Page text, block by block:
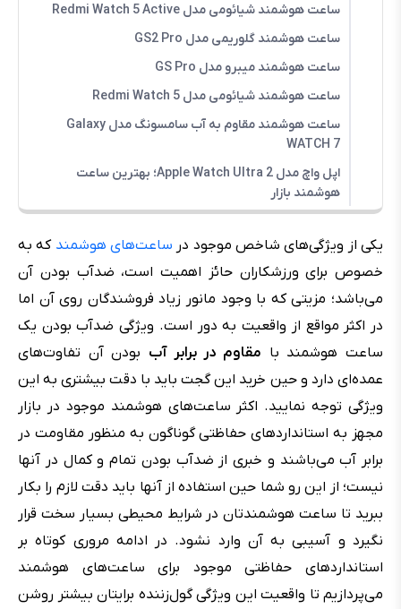
ساعت هوشمند شیائومی مدل Redmi Watch 5 Active
ساعت هوشمند گلوریمی مدل GS2 Pro
ساعت هوشمند میبرو مدل GS Pro
ساعت هوشمند شیائومی مدل Redmi Watch 5
ساعت هوشمند مقاوم به آب سامسونگ مدل Galaxy
WATCH 7
اپل واچ مدل Apple Watch Ultra 2؛ بهترین ساعت
هوشمند بازار
یکی از ویژگی‌های شاخص موجود در ساعت‌های هوشمند که به
خصوص برای ورزشکاران حائز اهمیت است، ضد‌آب بودن آن
می‌باشد؛ مزیتی که با وجود مانور زیاد فروشندگان روی آن اما
در اکثر مواقع از واقعیت به دور است. ویژگی ضد‌آب بودن یک
ساعت هوشمند با مقاوم در برابر آب بودن آن تفاوت‌های
عمده‌ای دارد و حین خرید این گجت باید با دقت بیشتری به این
ویژگی توجه نمایید. اکثر ساعت‌های هوشمند موجود در بازار
مجهز به استانداردهای حفاظتی گوناگون به منظور مقاومت در
برابر آب می‌باشند و خبری از ضد‌آب بودن تمام و کمال در آنها
نیست؛ از این رو شما حین استفاده از آنها باید دقت لازم را بکار
ببرید تا ساعت هوشمندتان در شرایط محیطی بسیار سخت قرار
نگیرد و آسیبی به آن وارد نشود. در ادامه مروری کوتاه بر
استانداردهای حفاظتی موجود برای ساعت‌های هوشمند
می‌پردازیم تا واقعیت این ویژگی گول‌زننده برایتان بیشتر روشن